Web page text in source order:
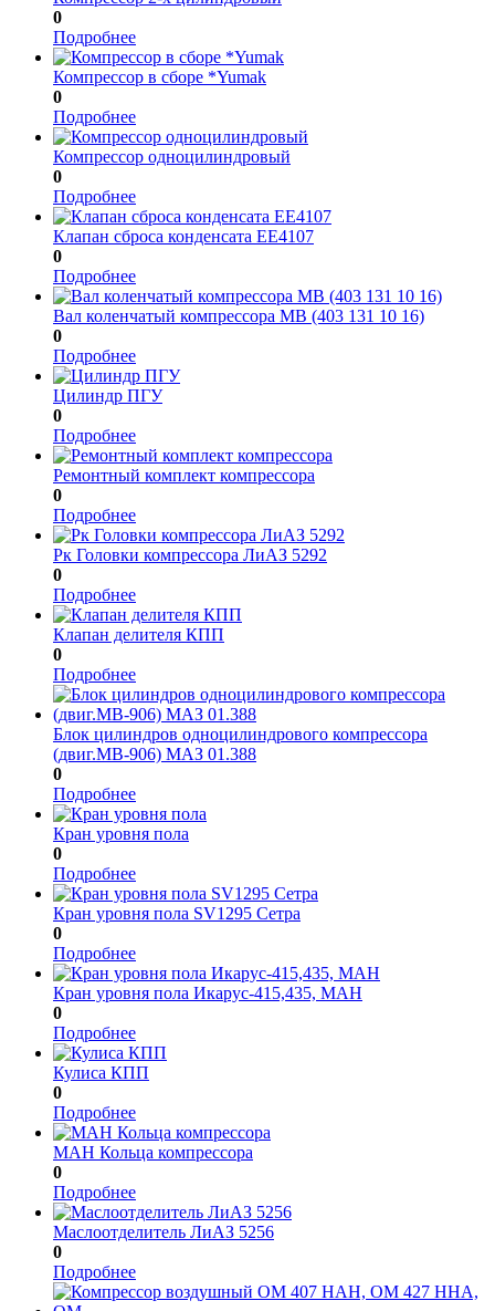
0
Подробнее
Компрессор в сборе *Yumak
0
Подробнее
Компрессор одноцилиндровый
0
Подробнее
Клапан сброса конденсата EE4107
0
Подробнее
Вал коленчатый компрессора МВ (403 131 10 16)
0
Подробнее
Цилиндр ПГУ
0
Подробнее
Ремонтный комплект компрессора
0
Подробнее
Рк Головки компрессора ЛиАЗ 5292
0
Подробнее
Клапан делителя КПП
0
Подробнее
Блок цилиндров одноцилиндрового компрессора
(двиг.МВ-906) МАЗ 01.388
0
Подробнее
Кран уровня пола
0
Подробнее
Кран уровня пола SV1295 Cетра
0
Подробнее
Кран уровня пола Икарус-415,435, МАН
0
Подробнее
Кулиса КПП
0
Подробнее
МАН Кольца компрессора
0
Подробнее
Маслоотделитель ЛиАЗ 5256
0
Подробнее